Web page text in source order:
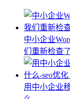
中小企业
们重新检查
用中小企业